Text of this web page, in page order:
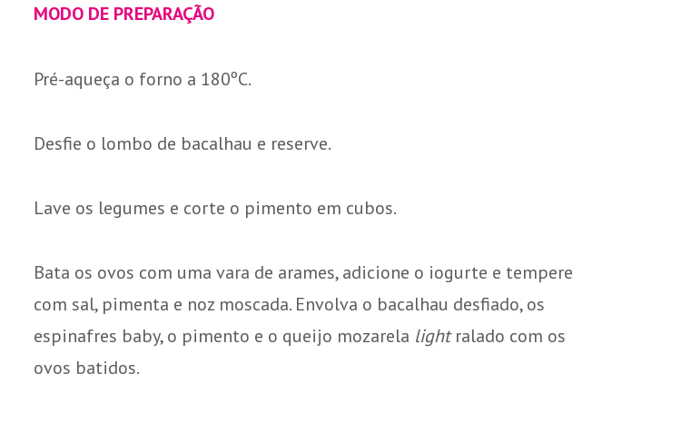
MODO DE PREPARAÇÃO
Pré-aqueça o forno a 180ºC.
Desfie o lombo de bacalhau e reserve.
Lave os legumes e corte o pimento em cubos.
Bata os ovos com uma vara de arames, adicione o iogurte e tempere
com sal, pimenta e noz moscada. Envolva o bacalhau desfiado, os
espinafres baby, o pimento e o queijo mozarela lightralado com os
ovos batidos.